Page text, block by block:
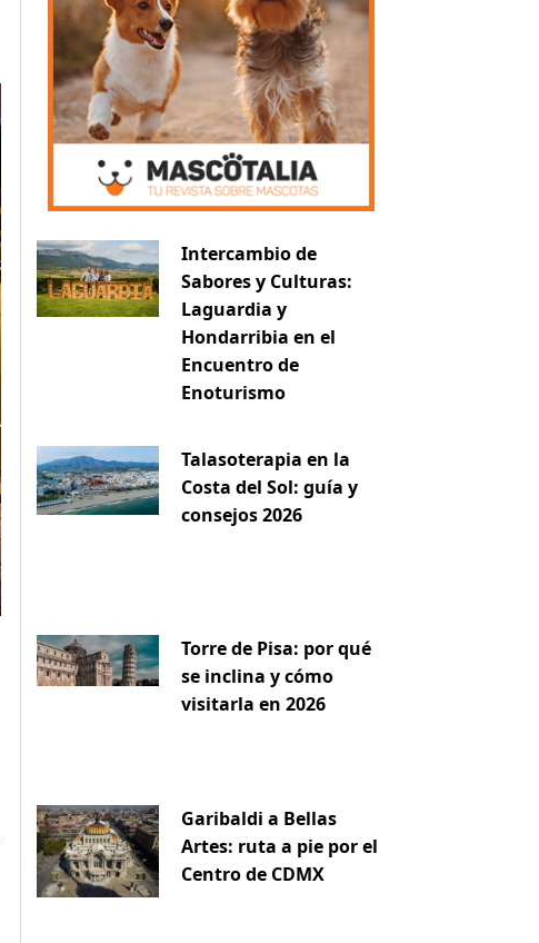
Intercambio de
Sabores y Culturas:
Laguardia y
Hondarribia en el
Encuentro de
Enoturismo
Talasoterapia en la
Costa del Sol: guía y
consejos 2026
Torre de Pisa: por qué
se inclina y cómo
visitarla en 2026
Garibaldi a Bellas
Artes: ruta a pie por el
Centro de CDMX